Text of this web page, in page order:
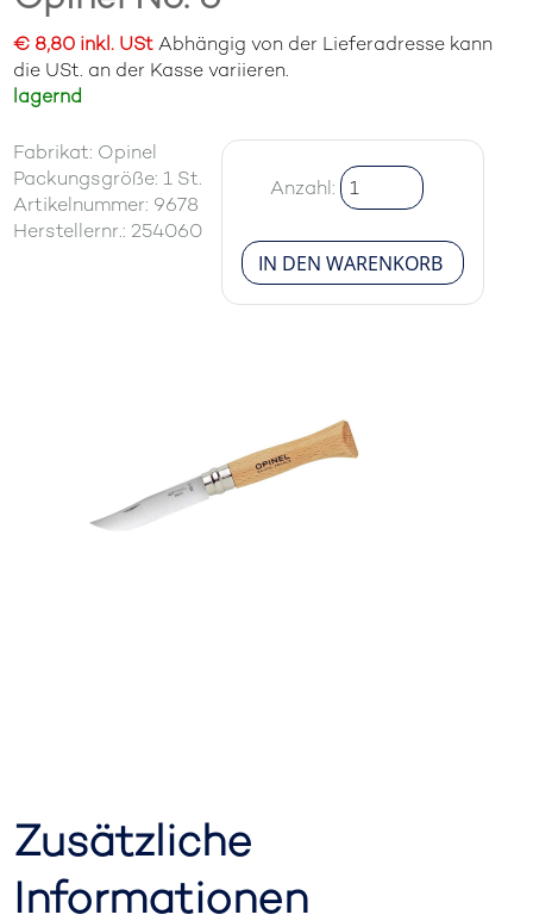
€ 8,80 inkl. UStAbhängig von der Lieferadresse kann
die USt. an der Kasse variieren.
lagernd
Fabrikat: Opinel
Packungsgröße: 1 St.
Artikelnummer: 9678
Herstellernr.: 254060
Anzahl:
Zusätzliche
Informationen